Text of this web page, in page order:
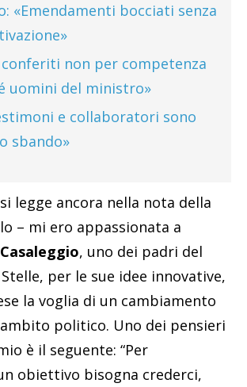
«Emendamenti bocciati senza
non per competenza
uomini del ministro»
e collaboratori sono
sbando»
legge ancora nella nota della
– mi ero appassionata a
, uno dei padri del
per le sue idee innovative,
la voglia di un cambiamento
politico. Uno dei pensieri
è il seguente: “Per
obiettivo bisogna crederci,